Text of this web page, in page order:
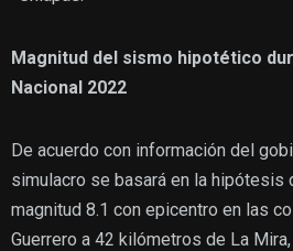
Magnitud del sismo hipotético
Nacional 2022
De acuerdo con información del
simulacro se basará en la hipótesis
magnitud 8.1 con epicentro en las
Guerrero a 42 kilómetros de La